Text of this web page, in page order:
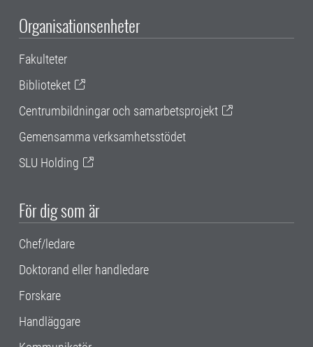
Organisationsenheter
Fakulteter
Biblioteket
Centrumbildningar och samarbetsprojekt
Gemensamma verksamhetsstödet
SLU Holding
För dig som är
Chef/ledare
Doktorand eller handledare
Forskare
Handläggare